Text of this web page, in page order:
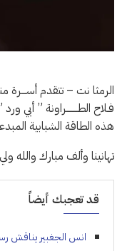
الرمثا نت – تتقدم أســـرة
فـلاح الطــــــــراونة ”
هذه الطاقة الشبابية
تهانينا وألف مبارك والله
قد تعجبك أيضاً
انس الجغبير يناقش